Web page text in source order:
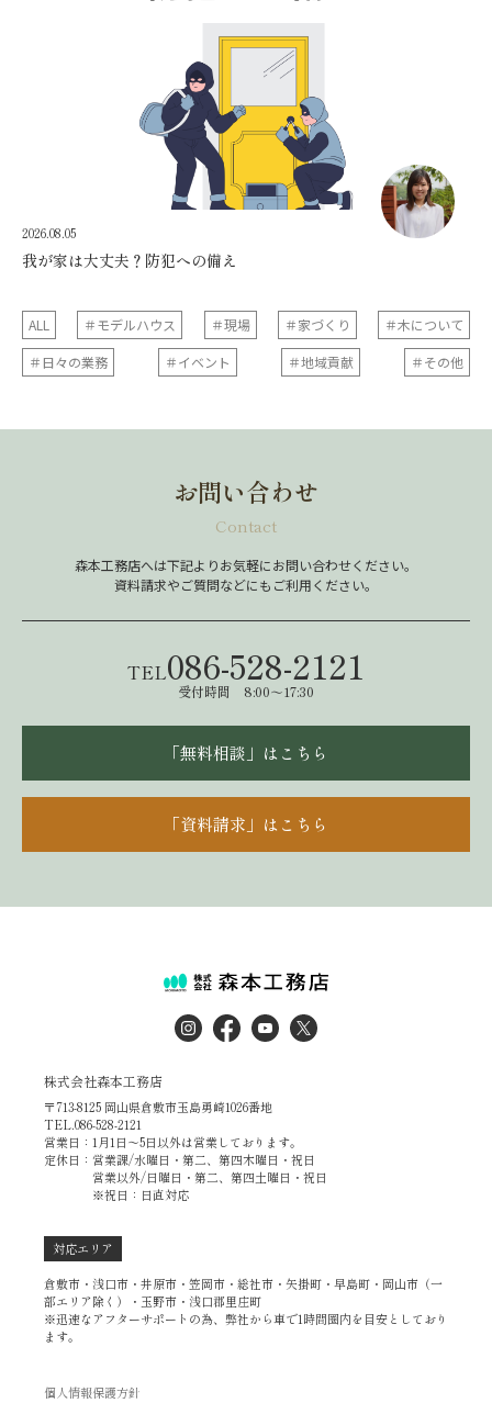
2026.08.05
我が家は大丈夫？防犯への備え
ALL ＃モデルハウス ＃現場 ＃家づくり
＃木について
＃日々の業務
＃イベント ＃地域貢献 ＃その他
お問い合わせ
Contact
森本工務店へは下記よりお気軽にお問い合わせください。
資料請求やご質問などにもご利用ください。
TEL086-528-2121
受付時間 8:00～17:30
「無料相談」はこちら
「資料請求」はこちら
株式会社森本工務店
〒713-8125 岡山県倉敷市玉島勇崎1026番地
TEL.086-528-2121
営業日：1月1日～5日以外は営業しております。
定休日：営業課/水曜日・第二、第四木曜日・祝日
営業以外/日曜日・第二、第四土曜日・祝日
※祝日：日直対応
対応エリア
倉敷市・浅口市・井原市・笠岡市・総社市・矢掛町・早島町・岡山市（一
部エリア除く）・玉野市・浅口郡里庄町
※迅速なアフターサポートの為、弊社から車で1時間圏内を目安としており
ます。
個人情報保護方針